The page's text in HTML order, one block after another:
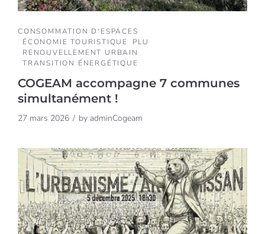
CONSOMMATION D'ESPACES
ÉCONOMIE TOURISTIQUE
PLU
RENOUVELLEMENT URBAIN
TRANSITION ÉNERGÉTIQUE
COGEAM accompagne 7 communes
simultanément !
27 mars 2026 by adminCogeam